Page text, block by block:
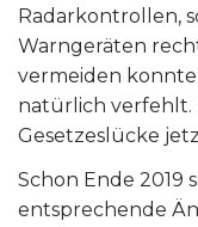
Radarkontrollen,
Warngeräten
vermeiden
natürlich verfehlt.
Gesetzeslücke
Schon Ende 2019
entsprechende